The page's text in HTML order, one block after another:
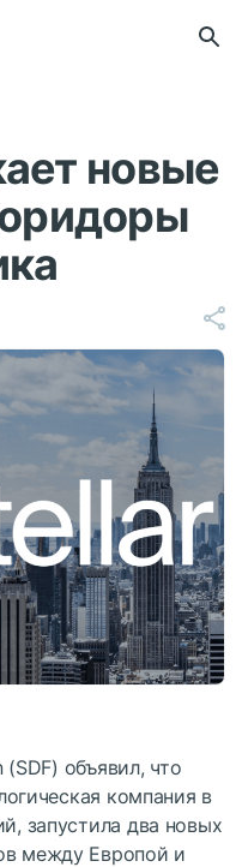
новые
объявил, что
компания в
запустила два новых
между Европой и